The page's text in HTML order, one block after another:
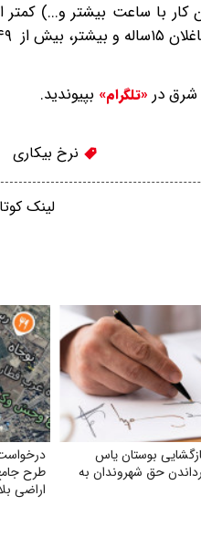
شرق در «تلگرام» بپیوندید.
نرخ بیکاری
لینک
بوستان یاس
حق شهروندان به
طرح
اراضی